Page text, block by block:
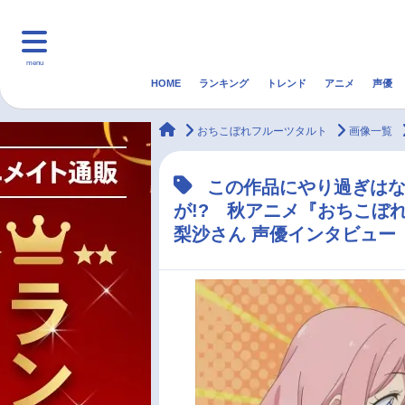
menu
マンガ・ラノベ ゲーム・アプリ 音楽
最新記事一覧
声優記事一覧
HOME ランキング トレンド アニメ 声優
animateTimes
おちこぼれフルーツタルト 画像一覧
この作品にやり過ぎは
が!? 秋アニメ『おちこぼ
梨沙さん 声優インタビュー